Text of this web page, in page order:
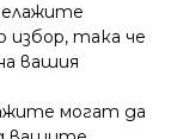
избор, така че
вашия
могат да